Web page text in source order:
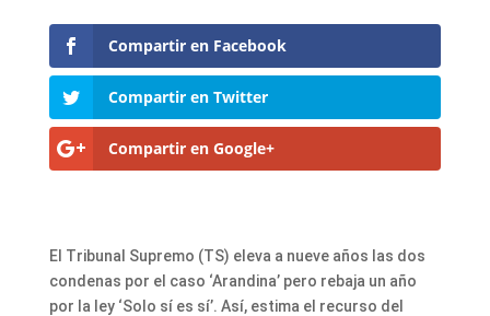
Compartir en Facebook
Compartir en Twitter
Compartir en Google+
El Tribunal Supremo (TS) eleva a nueve años las dos
condenas por el caso ‘Arandina’ pero rebaja un año
por la ley ‘Solo sí es sí’. Así, estima el recurso del